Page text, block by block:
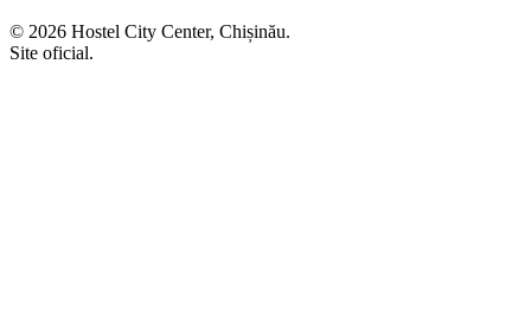
© 2026 Hostel City Center, Chișinău.
Site oficial.